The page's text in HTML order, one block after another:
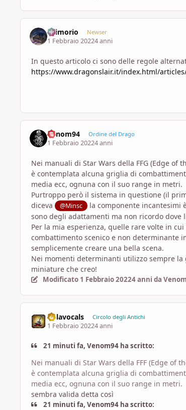
Grimorio Newser
1 Febbraio 20224 anni
In questo articolo ci sono delle regole
https://www.dragonslair.it/index.html/
Venom94 Ordine del Drago
1 Febbraio 20224 anni
Nei manuali di Star Wars della FFG (Edge
è contemplata alcuna griglia di
media ecc, ognuna con il suo range in metri.
Purtroppo però il sistema in questione (il
diceva
@Minsc
la componente incantesimi
sono degli adattamenti ma non ricordo dove
Per la mia esperienza, quelle rare volte in
combattimento scenico e non determinante
semplicemente creare una bella scena.
Nei momenti determinanti utilizzo sempre
miniature che creo!
Modificato 1 Febbraio 20224 anni da
nolavocals Circolo degli Antichi
1 Febbraio 20224 anni
21 minuti fa, Venom94 ha scritto:
Nei manuali di Star Wars della FFF (Edge of
è contemplata alcuna griglia di
media ecc, ognuna con il suo range in metri.
sembra valida detta così
21 minuti fa, Venom94 ha scritto: